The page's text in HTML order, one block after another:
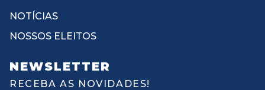
NOTÍCIAS
NOSSOS ELEITOS
NEWSLETTER
RECEBA AS NOVIDADES!